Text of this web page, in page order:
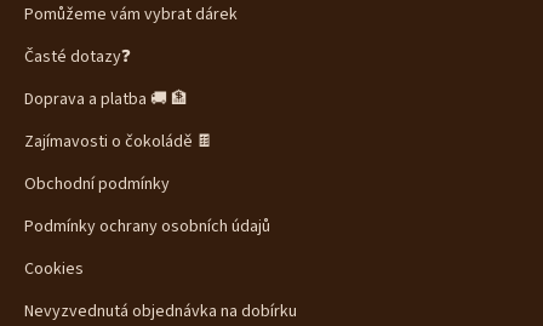
Pomůžeme vám vybrat dárek
Časté dotazy❓
Doprava a platba 🚚 🏦
Zajímavosti o čokoládě 🍫
Obchodní podmínky
Podmínky ochrany osobních údajů
Cookies
Nevyzvednutá objednávka na dobírku